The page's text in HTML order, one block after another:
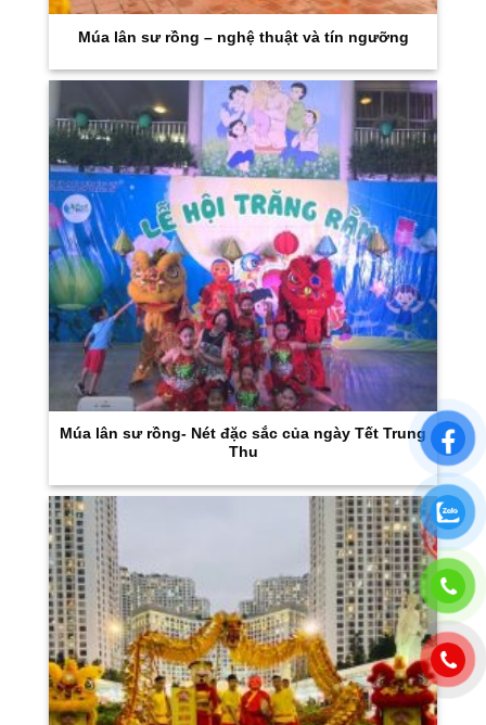
Múa lân sư rồng – nghệ thuật và tín ngưỡng
Múa lân sư rồng- Nét đặc sắc của ngày Tết Trung
Thu